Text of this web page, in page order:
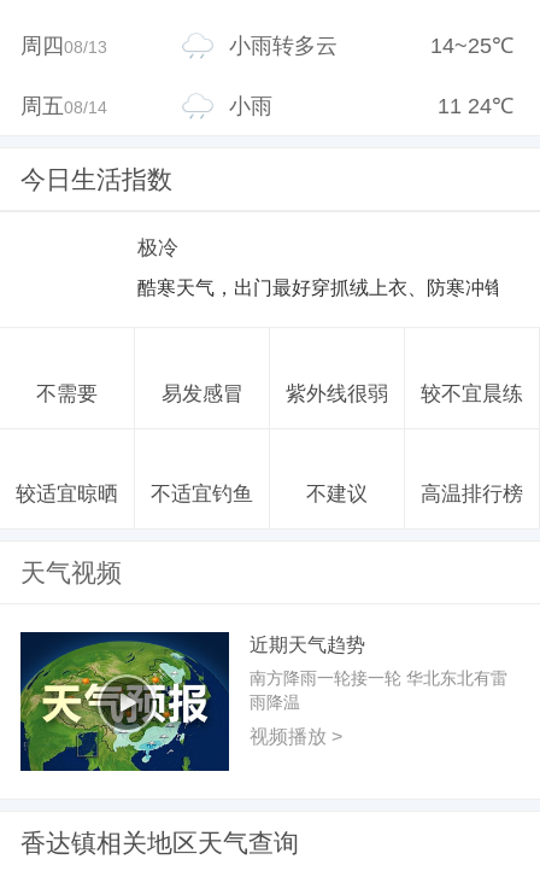
周四08/13 小雨转多云 14~25℃
周五08/14 小雨 11 24℃
今日生活指数
极冷
酷寒天气，出门最好穿抓绒上衣、防寒冲锋衣
不需要 易发感冒 紫外线很弱 较不宜晨练
较适宜晾晒 不适宜钓鱼 不建议 高温排行榜
天气视频
近期天气趋势
南方降雨一轮接一轮 华北东北有雷
雨降温
视频播放 >
香达镇相关地区天气查询